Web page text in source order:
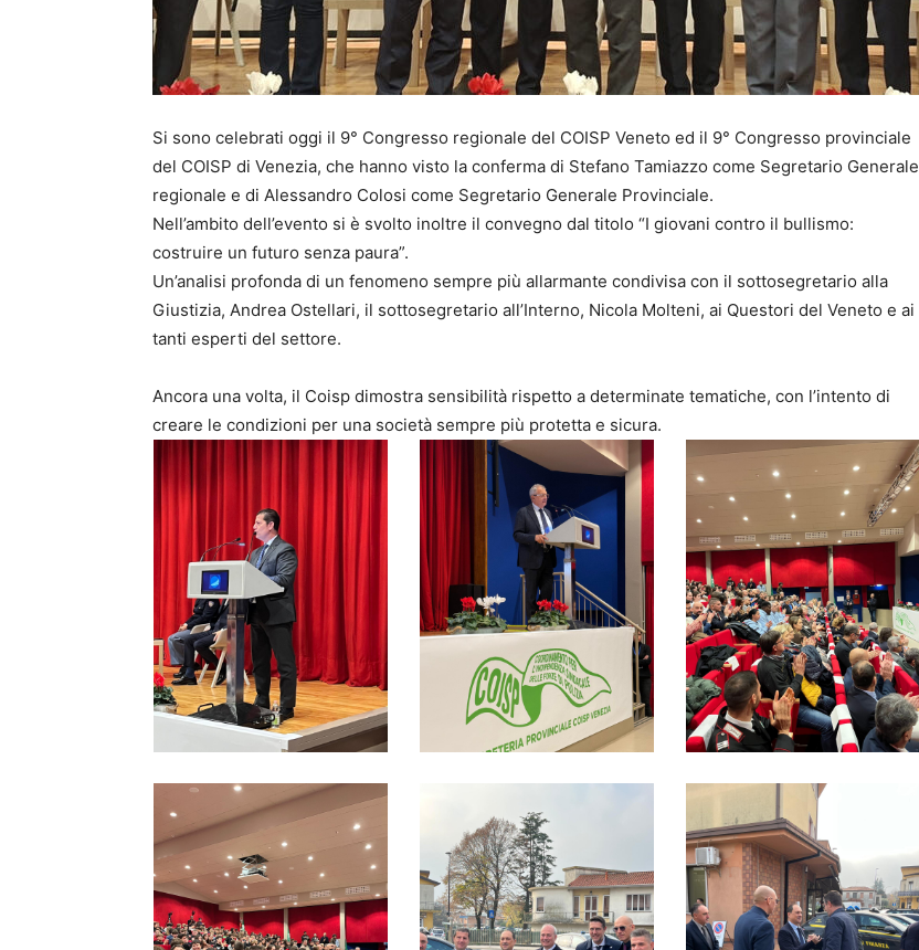
Si sono celebrati oggi il 9° Congresso regionale del COISP Veneto ed il 9° Congresso provinciale
del COISP di Venezia, che hanno visto la conferma di Stefano Tamiazzo come Segretario Generale
regionale e di Alessandro Colosi come Segretario Generale Provinciale.
Nell’ambito dell’evento si è svolto inoltre il convegno dal titolo “I giovani contro il bullismo:
costruire un futuro senza paura”.
Un’analisi profonda di un fenomeno sempre più allarmante condivisa con il sottosegretario alla
Giustizia, Andrea Ostellari, il sottosegretario all’Interno, Nicola Molteni, ai Questori del Veneto e ai
tanti esperti del settore.
Ancora una volta, il Coisp dimostra sensibilità rispetto a determinate tematiche, con l’intento di
creare le condizioni per una società sempre più protetta e sicura.